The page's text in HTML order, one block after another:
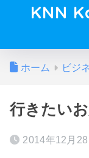
KNN
ホーム ビジ
行きたい
2014年12月28